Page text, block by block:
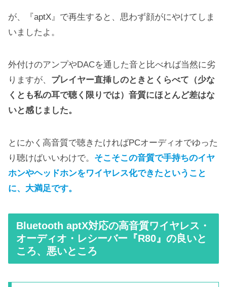
が、『aptX』で再生すると、思わず顔がにやけてしま
いましたよ。
外付けのアンプやDACを通した音と比べれば当然に劣
りますが、 プレイヤー直挿しのときとくらべて（少な
くとも私の耳で聴く限りでは）音質にほとんど差はな
いと感じました。
とにかく高音質で聴きたければPCオーディオでゆった
り聴けばいいわけで。 そこそこの音質で手持ちのイヤ
ホンやヘッドホンをワイヤレス化できたということ
に、大満足です。
Bluetooth aptX対応の高音質ワイヤレス・
オーディオ・レシーバー『R80』の良いと
ころ、悪いところ